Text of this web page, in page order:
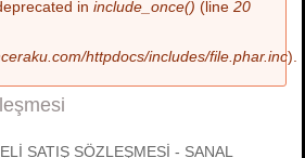
ininclude_once() (line20
httpdocs/includes/file.phar.inc).
SATIŞ SÖZLEŞMESİ - SANAL